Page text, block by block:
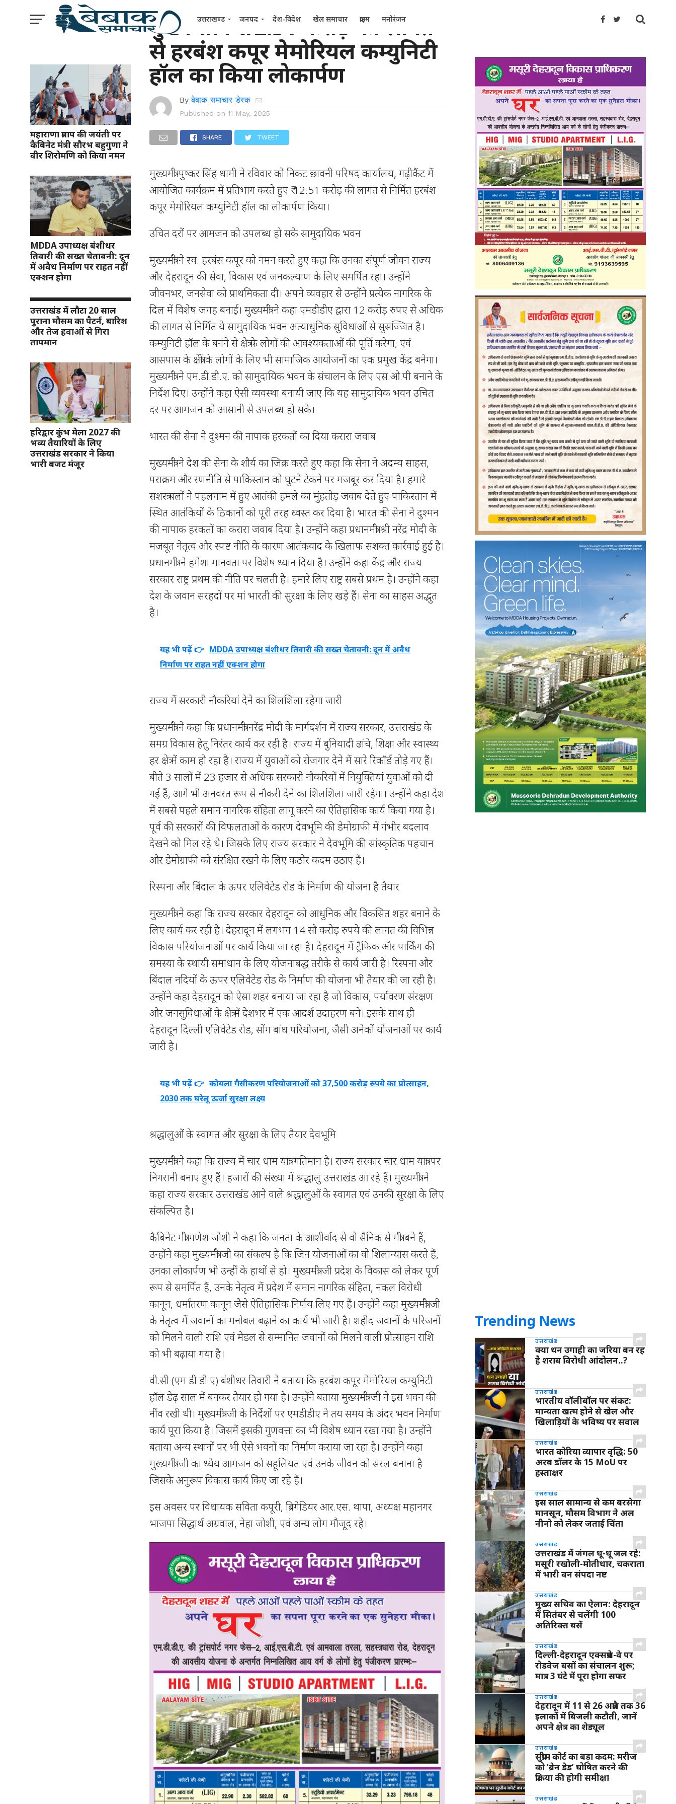
उत्तराखण्ड जनपद देश-विदेश खेल समाचार क्राइम मनोरंजन
महाराणा प्रताप की जयंती पर
कैबिनेट मंत्री सौरभ बहुगुणा ने
वीर शिरोमणि को किया नमन
MDDA उपाध्यक्ष बंशीधर
तिवारी की सख्त चेतावनी: दून
में अवैध निर्माण पर राहत नहीं
एक्शन होगा
उत्तराखंड में लौटा 20 साल
पुराना मौसम का पैटर्न, बारिश
और तेज हवाओं से गिरा
तापमान
हरिद्वार कुंभ मेला 2027 की
भव्य तैयारियों के लिए
उत्तराखंड सरकार ने किया
भारी बजट मंजूर
मुख्यमंत्री ने ₹ 12.51 करोड़ की लागत
से हरबंश कपूर मेमोरियल कम्युनिटी
हॉल का किया लोकार्पण
By बेबाक समाचार डेस्क
Published on 11 May, 2025
SHARE TWEET
मुख्यमंत्री पुष्कर सिंह धामी ने रविवार को निकट छावनी परिषद कार्यालय, गढ़ीकैंट में
आयोजित कार्यक्रम में प्रतिभाग करते हुए ₹ 12.51 करोड़ की लागत से निर्मित हरबंश
कपूर मेमोरियल कम्युनिटी हॉल का लोकार्पण किया।
उचित दरों पर आमजन को उपलब्ध हो सके सामुदायिक भवन
मुख्यमंत्री ने स्व. हरबंस कपूर को नमन करते हुए कहा कि उनका संपूर्ण जीवन राज्य
और देहरादून की सेवा, विकास एवं जनकल्याण के लिए समर्पित रहा। उन्होंने
जीवनभर, जनसेवा को प्राथमिकता दी। अपने व्यवहार से उन्होंने प्रत्येक नागरिक के
दिल में विशेष जगह बनाई। मुख्यमंत्री ने कहा एमडीडीए द्वारा 12 करोड़ रुपए से अधिक
की लागत से निर्मित ये सामुदायिक भवन अत्याधुनिक सुविधाओं से सुसज्जित है।
कम्युनिटी हॉल के बनने से क्षेत्र के लोगों की आवश्यकताओं की पूर्ति करेगा, एवं
आसपास के क्षेत्रों के लोगों के लिए भी सामाजिक आयोजनों का एक प्रमुख केंद्र बनेगा।
मुख्यमंत्री ने एम.डी.डी.ए. को सामुदायिक भवन के संचालन के लिए एस.ओ.पी बनाने के
निर्देश दिए। उन्होंने कहा ऐसी व्यवस्था बनायी जाए कि यह सामुदायिक भवन उचित
दर पर आमजन को आसानी से उपलब्ध हो सके।
भारत की सेना ने दुश्मन की नापाक हरकतों का दिया करारा जवाब
मुख्यमंत्री ने देश की सेना के शौर्य का जिक्र करते हुए कहा कि सेना ने अदम्य साहस,
पराक्रम और रणनीति से पाकिस्तान को घुटने टेकने पर मजबूर कर दिया है। हमारे
सशस्त्र बलों ने पहलगाम में हुए आतंकी हमले का मुंहतोड़ जवाब देते हुए पाकिस्तान में
स्थित आतंकियों के ठिकानों को पूरी तरह ध्वस्त कर दिया है। भारत की सेना ने दुश्मन
की नापाक हरकतों का करारा जवाब दिया है। उन्होंने कहा प्रधानमंत्री श्री नरेंद्र मोदी के
मजबूत नेतृत्व और स्पष्ट नीति के कारण आतंकवाद के खिलाफ सशक्त कार्रवाई हुई है।
प्रधानमंत्री ने हमेशा मानवता पर विशेष ध्यान दिया है। उन्होंने कहा केंद्र और राज्य
सरकार राष्ट्र प्रथम की नीति पर चलती है। हमारे लिए राष्ट्र सबसे प्रथम है। उन्होंने कहा
देश के जवान सरहदों पर मां भारती की सुरक्षा के लिए खड़े हैं। सेना का साहस अद्भुत
है।
यह भी पढ़ें 👉 MDDA उपाध्यक्ष बंशीधर तिवारी की सख्त चेतावनी: दून में अवैध
निर्माण पर राहत नहीं एक्शन होगा
राज्य में सरकारी नौकरियां देने का शिलशिला रहेगा जारी
मुख्यमंत्री ने कहा कि प्रधानमंत्री नरेंद्र मोदी के मार्गदर्शन में राज्य सरकार, उत्तराखंड के
समग्र विकास हेतु निरंतर कार्य कर रही है। राज्य में बुनियादी ढांचे, शिक्षा और स्वास्थ्य
हर क्षेत्र में काम हो रहा है। राज्य में युवाओं को रोजगार देने में सारे रिकॉर्ड तोड़े गए हैं।
बीते 3 सालों में 23 हजार से अधिक सरकारी नौकरियों में नियुक्तियां युवाओं को दी
गई हैं, आगे भी अनवरत रूप से नौकरी देने का शिलशिला जारी रहेगा। उन्होंने कहा देश
में सबसे पहले समान नागरिक संहिता लागू करने का ऐतिहासिक कार्य किया गया है।
पूर्व की सरकारों की विफलताओं के कारण देवभूमि की डेमोग्राफी में गंभीर बदलाव
देखने को मिल रहे थे। जिसके लिए राज्य सरकार ने देवभूमि की सांस्कृतिक पहचान
और डेमोग्राफी को संरक्षित रखने के लिए कठोर कदम उठाए हैं।
रिस्पना और बिंदाल के ऊपर एलिवेटेड रोड के निर्माण की योजना है तैयार
मुख्यमंत्री ने कहा कि राज्य सरकार देहरादून को आधुनिक और विकसित शहर बनाने के
लिए कार्य कर रही है। देहरादून में लगभग 14 सौ करोड़ रुपये की लागत की विभिन्न
विकास परियोजनाओं पर कार्य किया जा रहा है। देहरादून में ट्रैफिक और पार्किंग की
समस्या के स्थायी समाधान के लिए योजनाबद्ध तरीके से कार्य जारी है। रिस्पना और
बिंदाल नदियों के ऊपर एलिवेटेड रोड के निर्माण की योजना भी तैयार की जा रही है।
उन्होंने कहा देहरादून को ऐसा शहर बनाया जा रहा है जो विकास, पर्यावरण संरक्षण
और जनसुविधाओं के क्षेत्र में देशभर में एक आदर्श उदाहरण बने। इसके साथ ही
देहरादून दिल्ली एलिवेटेड रोड, सोंग बांध परियोजना, जैसी अनेकों योजनाओं पर कार्य
जारी है।
यह भी पढ़ें 👉 कोयला गैसीकरण परियोजनाओं को 37,500 करोड़ रुपये का प्रोत्साहन,
2030 तक घरेलू ऊर्जा सुरक्षा लक्ष्य
श्रद्धालुओं के स्वागत और सुरक्षा के लिए तैयार देवभूमि
मुख्यमंत्री ने कहा कि राज्य में चार धाम यात्रा गतिमान है। राज्य सरकार चार धाम यात्रा पर
निगरानी बनाए हुए हैं। हजारों की संख्या में श्रद्धालु उत्तराखंड आ रहे हैं। मुख्यमंत्री ने
कहा राज्य सरकार उत्तराखंड आने वाले श्रद्धालुओं के स्वागत एवं उनकी सुरक्षा के लिए
संकल्पित है।
कैबिनेट मंत्री गणेश जोशी ने कहा कि जनता के आशीर्वाद से वो सैनिक से मंत्री बने हैं,
उन्होंने कहा मुख्यमंत्री जी का संकल्प है कि जिन योजनाओं का वो शिलान्यास करते हैं,
उनका लोकार्पण भी उन्हीं के हाथों से हो। मुख्यमंत्री जी प्रदेश के विकास को लेकर पूर्ण
रूप से समर्पित हैं, उनके नेतृत्व में प्रदेश में समान नागरिक संहिता, नकल विरोधी
कानून, धर्मांतरण कानून जैसे ऐतिहासिक निर्णय लिए गए हैं। उन्होंने कहा मुख्यमंत्री जी
के नेतृत्व में जवानों का मनोबल बढ़ाने का कार्य भी जारी है। शहीद जवानों के परिजनों
को मिलने वाली राशि एवं मेडल से सम्मानित जवानों को मिलने वाली प्रोत्साहन राशि
को भी बढ़ाया गया है।
वी.सी (एम डी डी ए) बंशीधर तिवारी ने बताया कि हरबंश कपूर मेमोरियल कम्युनिटी
हॉल डेढ़ साल में बनकर तैयार हो गया है। उन्होंने बताया मुख्यमंत्री जी ने इस भवन की
नींव रखी थी। मुख्यमंत्री जी के निर्देशों पर एमडीडीए ने तय समय के अंदर भवन निर्माण
कार्य पूरा किया है। जिसमें इसकी गुणवत्ता का भी विशेष ध्यान रखा गया है। उन्होंने
बताया अन्य स्थानों पर भी ऐसे भवनों का निर्माण कराया जा रहा है। उन्होंने कहा
मुख्यमंत्री जी का ध्येय आमजन को सहूलियत एवं उनके जीवन को सरल बनाना है
जिसके अनुरूप विकास कार्य किए जा रहे हैं।
इस अवसर पर विधायक सविता कपूरी, ब्रिगेडियर आर.एस. थापा, अध्यक्ष महानगर
भाजपा सिद्धार्थ अग्रवाल, नेहा जोशी, एवं अन्य लोग मौजूद रहे।
Trending News
उत्तराखंड
क्या धन उगाही का जरिया बन रह
है शराब विरोधी आंदोलन..?
उत्तराखंड
भारतीय वॉलीबॉल पर संकट:
मान्यता खत्म होने से खेल और
खिलाड़ियों के भविष्य पर सवाल
उत्तराखंड
भारत कोरिया व्यापार वृद्धि: 50
अरब डॉलर के 15 MoU पर
हस्ताक्षर
उत्तराखंड
इस साल सामान्य से कम बरसेगा
मानसून, मौसम विभाग ने अल
नीनो को लेकर जताई चिंता
उत्तराखंड
उत्तराखंड में जंगल धू-धू जल रहे:
मसूरी रखोली-मोतीधार, चकराता
में भारी वन संपदा नष्ट
उत्तराखंड
मुख्य सचिव का ऐलान: देहरादून
में सितंबर से चलेंगी 100
अतिरिक्त बसें
उत्तराखंड
दिल्ली-देहरादून एक्सप्रेस-वे पर
रोडवेज बसों का संचालन शुरू;
मात्र 3 घंटे में पूरा होगा सफर
उत्तराखंड
देहरादून में 11 से 26 अप्रैल तक 36
इलाकों में बिजली कटौती, जानें
अपने क्षेत्र का शेड्यूल
उत्तराखंड
सुप्रीम कोर्ट का बड़ा कदम: मरीज
को ‘ब्रेन डेड’ घोषित करने की
प्रक्रिया की होगी समीक्षा
उत्तराखंड